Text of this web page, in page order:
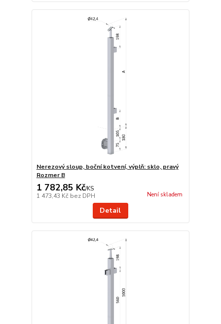
Nerezový sloup, boční kotvení, výplň: sklo, pravý
Rozmer B
1 782,85 Kč/KS
1 473,43 Kč bez DPH Není skladem
Detail